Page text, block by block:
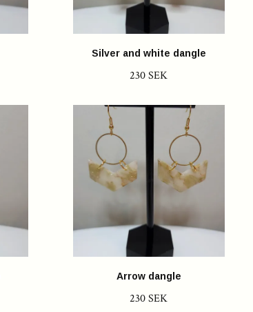
Silver and white dangle
230 SEK
Arrow dangle
230 SEK